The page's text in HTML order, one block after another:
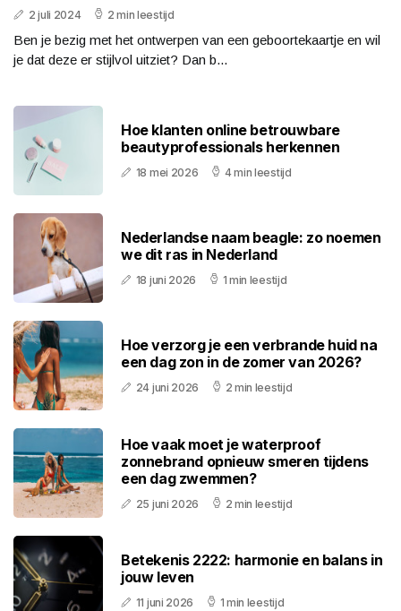
2 juli 2024 2 min leestijd
Ben je bezig met het ontwerpen van een geboortekaartje en wil
je dat deze er stijlvol uitziet? Dan b...
Hoe klanten online betrouwbare
beautyprofessionals herkennen
18 mei 2026 4 min leestijd
Nederlandse naam beagle: zo noemen
we dit ras in Nederland
18 juni 2026 1 min leestijd
Hoe verzorg je een verbrande huid na
een dag zon in de zomer van 2026?
24 juni 2026 2 min leestijd
Hoe vaak moet je waterproof
zonnebrand opnieuw smeren tijdens
een dag zwemmen?
25 juni 2026 2 min leestijd
Betekenis 2222: harmonie en balans in
jouw leven
11 juni 2026 1 min leestijd